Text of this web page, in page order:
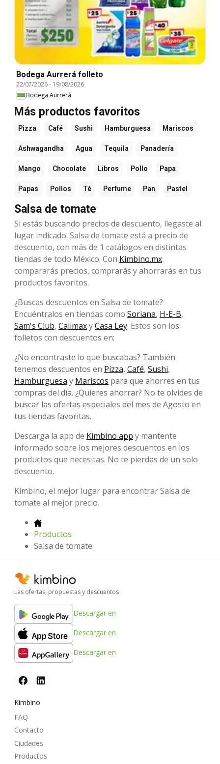
Bodega Aurrerá folleto
22/07/2026- 19/08/2026
Bodega Aurrerá
Más productos favoritos
Pizza Café Sushi Hamburguesa Mariscos
Ashwagandha Agua Tequila Panadería
Mango Chocolate Libros Pollo Papa
Papas Pollos Té Perfume Pan Pastel
Salsa de tomate
Si estás buscando precios de descuento, llegaste al
lugar indicado. Salsa de tomate está a precio de
descuento, con más de 1 catálogos en distintas
tiendas de todo México. Con Kimbino.mx
compararás precios, comprarás y ahorrarás en tus
productos favoritos.
¿Buscas descuentos en Salsa de tomate?
Encuéntralos en tiendas como Soriana, H-E-B,
Sam's Club, CalimaxyCasa Ley. Estos son los
folletos con descuentos en:
¿No encontraste lo que buscabas? También
tenemos descuentos en Pizza, Café, Sushi,
Hamburguesa y Mariscos para que ahorres en tus
compras del día. ¿Quieres ahorrar? No te olvides de
buscar las ofertas especiales del mes de Agosto en
tus tiendas favoritas.
Descarga la app de Kimbino app y mantente
informado sobre los mejores descuentos en los
productos que necesitas. No te pierdas de un solo
descuento.
Kimbino, el mejor lugar para encontrar Salsa de
tomate al mejor precio.
Productos
Salsa de tomate
Las ofertas, propuestas y descuentos
Descargar en
Descargar en
Descargar en
Kimbino
FAQ
Contacto
Ciudades
Productos